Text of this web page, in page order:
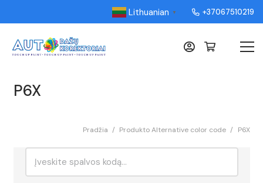
Lithuanian ▼ +37067510219
P6X
Pradžia / Produkto Alternative color code / P6X